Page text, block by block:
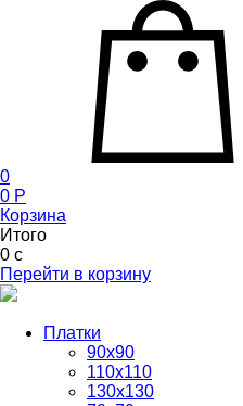
0
0 P
Корзина
Итого
0 c
Перейти в корзину
Платки
90x90
110x110
130x130